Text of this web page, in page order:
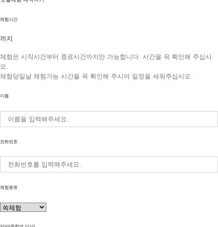
체험시간
까지
체험은 시작시간부터 종료시간까지만 가능합니다. 시간을 꼭 확인해 주십시
오.
체험당일날 체험가능 시간을 꼭 확인해 주시어 일정을 세워주십시오.
이름
전화번호
체험종류